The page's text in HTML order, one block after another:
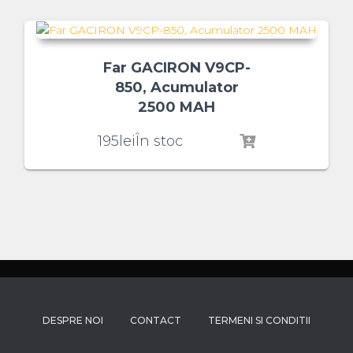
Far GACIRON V9CP-
850, Acumulator
2500 MAH
195 leiÎn stoc
DESPRE NOI CONTACT TERMENI SI CONDITII